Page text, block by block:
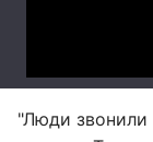
"Люди звонили